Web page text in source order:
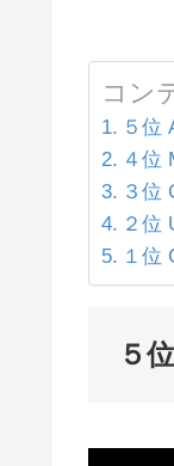
コン
５位
４位
３位
２位
１位
５